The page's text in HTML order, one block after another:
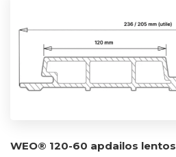
WEO® 120-60 apdailos lentos